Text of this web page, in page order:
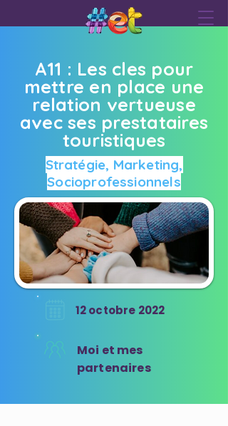
A11 : Les cles pour
mettre en place une
relation vertueuse
avec ses prestataires
touristiques
Stratégie, Marketing,
Socioprofessionnels
12 octobre 2022
Moi et mes
partenaires